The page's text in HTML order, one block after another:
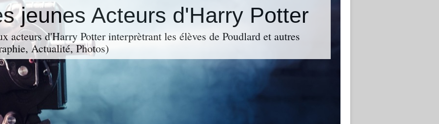
jeunes Acteurs d'Harry Potter
acteurs d'Harry Potter interprètrant les élèves de Poudlard et autres
Actualité, Photos)